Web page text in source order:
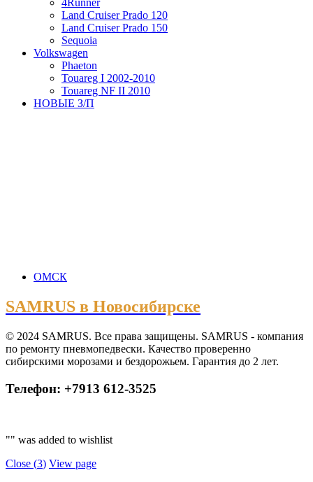
4Runner
Land Cruiser Prado 120
Land Cruiser Prado 150
Sequoia
Volkswagen
Phaeton
Touareg I 2002-2010
Touareg NF II 2010
НОВЫЕ З/П
ОМСК
SAMRUS в Новосибирске
© 2024 SAMRUS. Все права защищены. SAMRUS - компания
по ремонту пневмопедвески. Качество проверенно
сибирскими морозами и бездорожьем. Гарантия до 2 лет.
Телефон: +7913 612-3525
"" was added to wishlist
Close (3) View page